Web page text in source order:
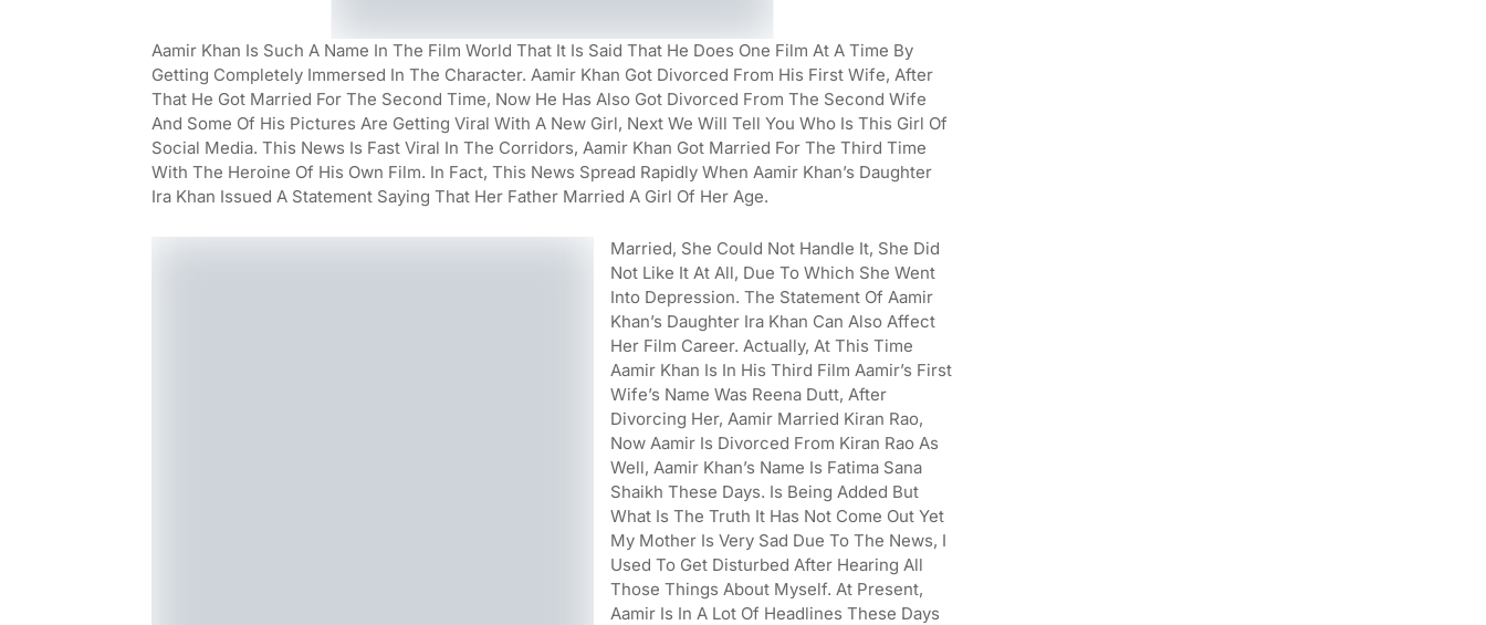
Aamir Khan Is Such A Name In The Film World That It Is Said That He Does One Film At A Time By
Getting Completely Immersed In The Character. Aamir Khan Got Divorced From His First Wife, After
That He Got Married For The Second Time, Now He Has Also Got Divorced From The Second Wife
And Some Of His Pictures Are Getting Viral With A New Girl, Next We Will Tell You Who Is This Girl Of
Social Media. This News Is Fast Viral In The Corridors, Aamir Khan Got Married For The Third Time
With The Heroine Of His Own Film. In Fact, This News Spread Rapidly When Aamir Khan’s Daughter
Ira Khan Issued A Statement Saying That Her Father Married A Girl Of Her Age.
Married, She Could Not Handle It, She Did
Not Like It At All, Due To Which She Went
Into Depression. The Statement Of Aamir
Khan’s Daughter Ira Khan Can Also Affect
Her Film Career. Actually, At This Time
Aamir Khan Is In His Third Film Aamir’s First
Wife’s Name Was Reena Dutt, After
Divorcing Her, Aamir Married Kiran Rao,
Now Aamir Is Divorced From Kiran Rao As
Well, Aamir Khan’s Name Is Fatima Sana
Shaikh These Days. Is Being Added But
What Is The Truth It Has Not Come Out Yet
My Mother Is Very Sad Due To The News, I
Used To Get Disturbed After Hearing All
Those Things About Myself. At Present,
Aamir Is In A Lot Of Headlines These Days